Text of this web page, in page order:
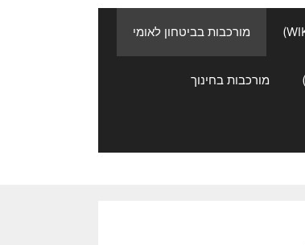
מורכבות בביטחון לאומי
מורכבות בחינוך